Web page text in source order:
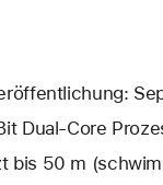
Dual‑Core
bis 50 m